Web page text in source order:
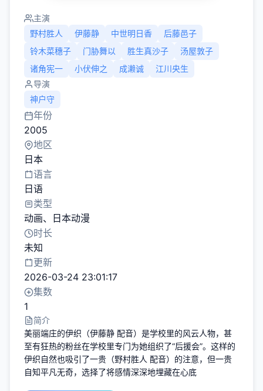
主演
野村胜人
伊藤静 中世明日香
后藤邑子
铃木菜穗子
门胁舞以 胜生真沙子
汤屋敦子
诸角宪一
小伏伸之 成濑诚
江川央生
导演
神户守
年份
2005
地区
日本
语言
日语
类型
动画、
日本动漫
时长
未知
更新
2026-03-24 23:01:17
集数
1
简介
美丽端庄的伊织（伊藤静 配音）是学校里的风云人物，甚
至有狂热的粉丝在学校里专门为她组织了“后援会”。这样的
伊织自然也吸引了一贵（野村胜人 配音）的注意，但一贵
自知平凡无奇，选择了将感情深深地埋藏在心底